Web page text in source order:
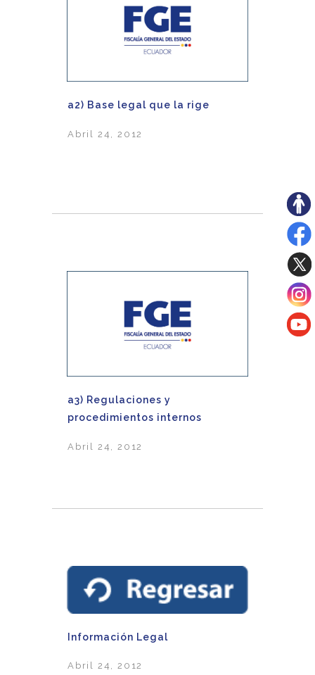
a2) Base legal que la rige
Abril 24, 2012
a3) Regulaciones y
procedimientos internos
Abril 24, 2012
Información Legal
Abril 24, 2012